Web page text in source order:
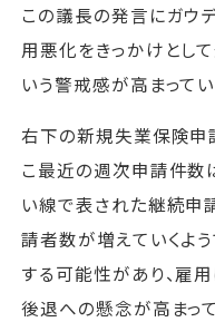
この議長の発言にガウ
用悪化をきっかけとし
いう警戒感が高まってい
右下の新規失業保険申
こ最近の週次申請件数
い線で表された継続申
請者数が増えていくよ
する可能性があり、雇
後退への懸念が高まって